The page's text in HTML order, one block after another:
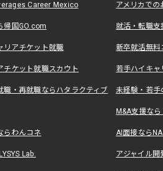
Career Mexico アメリカで
帰国GO.com 就活・転職
リアチケット就職 新卒就活無料
チケット就職スカウト 若手ハイキ
・再就職ならハタラクティブ 未経験・若手
M&A支援な
らわんコネ AI面接なら
Lab. アジャイル